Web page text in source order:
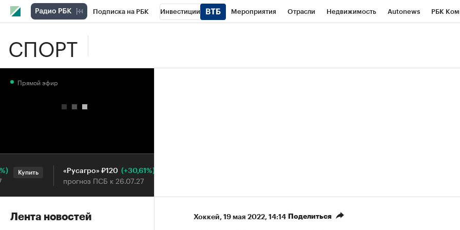
Подписка на РБК Инвестиции Мероприятия Отрасли Недвижимость Autonews РБК
СПОРТ
Хоккей⁠, 19 мая 2022, 14:14 Поделиться
Прямой эфир
Купить «Русагро» ₽120 (+30,61%)
прогноз ПСБ к 26.07.27
Купить
Лента новостей